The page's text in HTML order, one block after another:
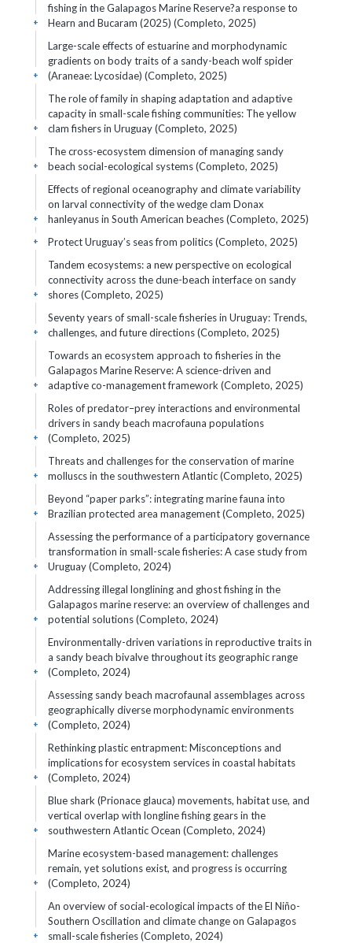
fishing in the Galapagos Marine Reserve?a response to
Hearn and Bucaram (2025) (Completo, 2025)
+
Large-scale effects of estuarine and morphodynamic
gradients on body traits of a sandy-beach wolf spider
(Araneae: Lycosidae) (Completo, 2025)
+
The role of family in shaping adaptation and adaptive
capacity in small-scale fishing communities: The yellow
clam fishers in Uruguay (Completo, 2025)
+
The cross-ecosystem dimension of managing sandy
beach social-ecological systems (Completo, 2025)
+
Effects of regional oceanography and climate variability
on larval connectivity of the wedge clam Donax
hanleyanus in South American beaches (Completo, 2025)
+
Protect Uruguay’s seas from politics (Completo, 2025)
+
Tandem ecosystems: a new perspective on ecological
connectivity across the dune-beach interface on sandy
shores (Completo, 2025)
+
Seventy years of small-scale fisheries in Uruguay: Trends,
challenges, and future directions (Completo, 2025)
+
Towards an ecosystem approach to fisheries in the
Galapagos Marine Reserve: A science-driven and
adaptive co-management framework (Completo, 2025)
+
Roles of predator–prey interactions and environmental
drivers in sandy beach macrofauna populations
(Completo, 2025)
+
Threats and challenges for the conservation of marine
molluscs in the southwestern Atlantic (Completo, 2025)
+
Beyond “paper parks”: integrating marine fauna into
Brazilian protected area management (Completo, 2025)
+
Assessing the performance of a participatory governance
transformation in small-scale fisheries: A case study from
Uruguay (Completo, 2024)
+
Addressing illegal longlining and ghost fishing in the
Galapagos marine reserve: an overview of challenges and
potential solutions (Completo, 2024)
+
Environmentally-driven variations in reproductive traits in
a sandy beach bivalve throughout its geographic range
(Completo, 2024)
+
Assessing sandy beach macrofaunal assemblages across
geographically diverse morphodynamic environments
(Completo, 2024)
+
Rethinking plastic entrapment: Misconceptions and
implications for ecosystem services in coastal habitats
(Completo, 2024)
+
Blue shark (Prionace glauca) movements, habitat use, and
vertical overlap with longline fishing gears in the
southwestern Atlantic Ocean (Completo, 2024)
+
Marine ecosystem-based management: challenges
remain, yet solutions exist, and progress is occurring
(Completo, 2024)
+
An overview of social-ecological impacts of the El Niño-
Southern Oscillation and climate change on Galapagos
small-scale fisheries (Completo, 2024)
+